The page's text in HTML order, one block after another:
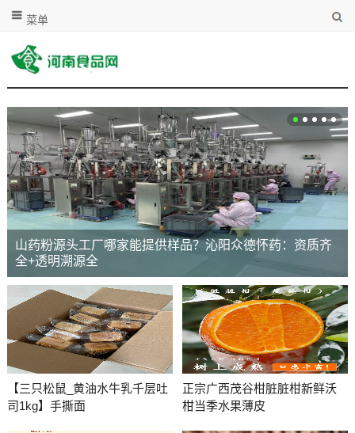
菜单
山药粉源头工厂哪家能提供样品？沁阳众德怀药：资质齐
全+透明溯源全
【三只松鼠_黄油水牛乳千层吐
司1kg】手撕面
正宗广西茂谷柑脏脏柑新鲜沃
柑当季水果薄皮